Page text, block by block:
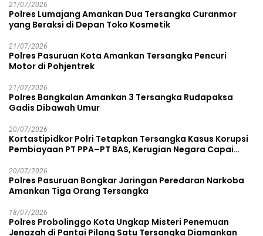
21/07/2026
Polres Lumajang Amankan Dua Tersangka Curanmor
yang Beraksi di Depan Toko Kosmetik
21/07/2026
Polres Pasuruan Kota Amankan Tersangka Pencuri
Motor di Pohjentrek
21/07/2026
Polres Bangkalan Amankan 3 Tersangka Rudapaksa
Gadis Dibawah Umur
20/07/2026
Kortastipidkor Polri Tetapkan Tersangka Kasus Korupsi
Pembiayaan PT PPA–PT BAS, Kerugian Negara Capai
20/07/2026
Polres Pasuruan Bongkar Jaringan Peredaran Narkoba
Amankan Tiga Orang Tersangka
18/07/2026
Polres Probolinggo Kota Ungkap Misteri Penemuan
Jenazah di Pantai Pilang Satu Tersangka Diamankan